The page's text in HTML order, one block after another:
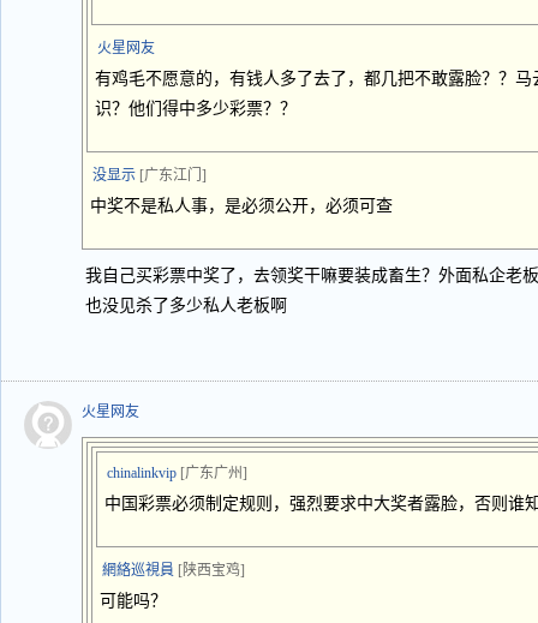
火星网友
有鸡毛不愿意的，有钱人多了去了，都几把不敢露脸？？
识？他们得中多少彩票？？
没显示 [广东江门]
中奖不是私人事，是必须公开，必须可查
我自己买彩票中奖了，去领奖干嘛要装成畜生？外面私企老
也没见杀了多少私人老板啊
火星网友
chinalinkvip [广东广州]
中国彩票必须制定规则，强烈要求中大奖者露脸，否则谁
網絡巡視員 [陕西宝鸡]
可能吗？